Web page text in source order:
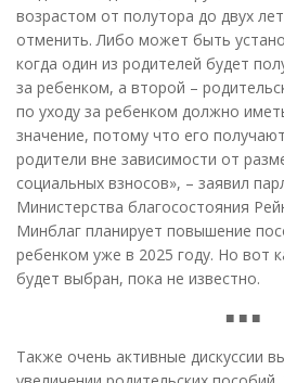
возрастом от полутора до двух
отменить. Либо может быть
когда один из родителей будет
за ребенком, а второй –
по уходу за ребенком должно
значение, потому что его
родители вне зависимости от
социальных взносов», – заявил
Министерства благосостояния
Минблаг планирует повышение
ребенком уже в 2025 году. Но вот
будет выбран, пока не известно.
■ ■ ■
Также очень активные дискуссии